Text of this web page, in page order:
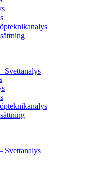
Svettanalys
Svettanalys